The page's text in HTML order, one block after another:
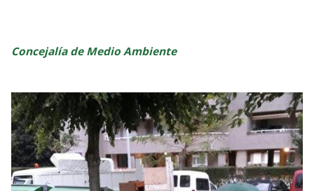
Concejalía de Medio Ambiente